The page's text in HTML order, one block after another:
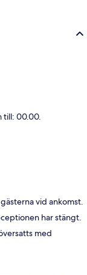
till: 00.00.
vid ankomst.
har stängt.
med